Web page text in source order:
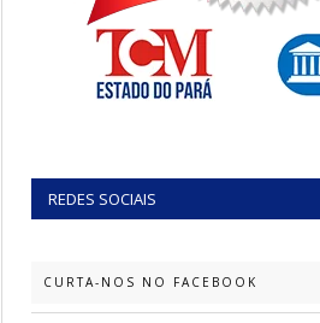
REDES SOCIAIS
CURTA-NOS NO FACEBOOK